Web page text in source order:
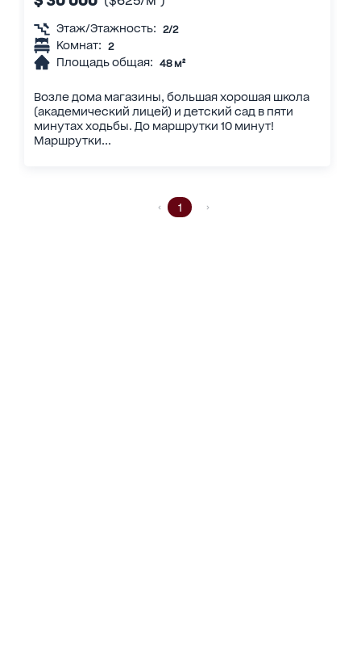
Этаж/Этажность: 2/2
Комнат: 2
Площадь общая: 48 м²
Возле дома магазины, большая хорошая школа
(академический лицей) и детский сад в пяти
минутах ходьбы. До маршрутки 10 минут!
Маршрутки...
1